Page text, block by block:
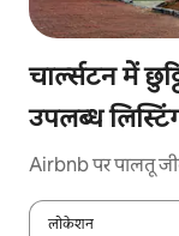
चार्ल्सटन में
उपलब्ध
Airbnb पर पालतू
लोकेशन